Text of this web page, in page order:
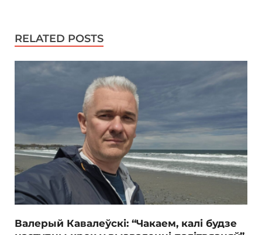
RELATED POSTS
Валерый Кавалеўскі: “Чакаем, калі будзе